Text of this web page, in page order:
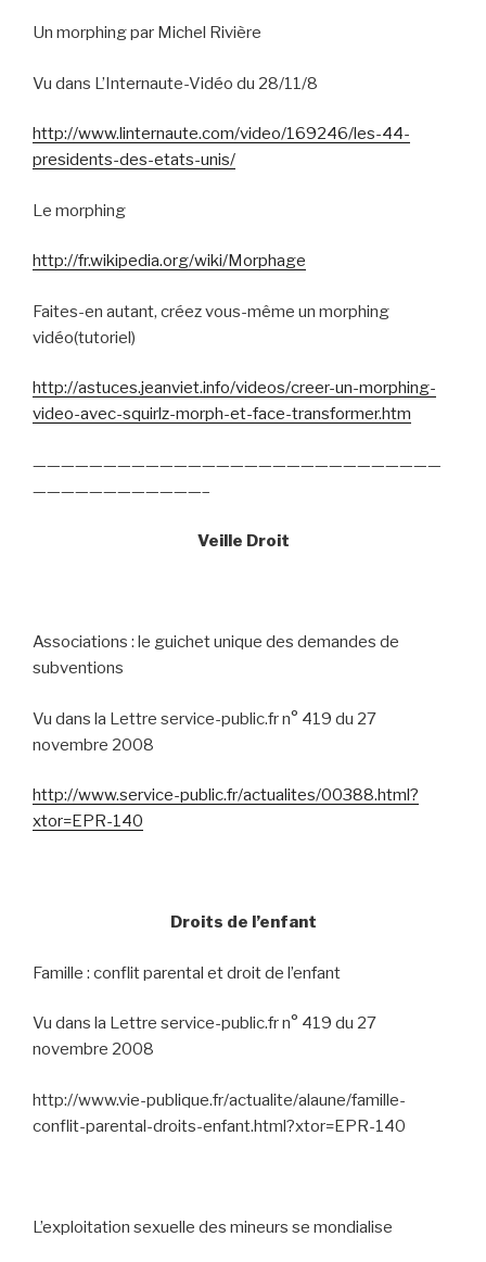
Un morphing par Michel Rivière
Vu dans L’Internaute-Vidéo du 28/11/8
http://www.linternaute.com/video/169246/les-44-
presidents-des-etats-unis/
Le morphing
http://fr.wikipedia.org/wiki/Morphage
Faites-en autant, créez vous-même un morphing
vidéo(tutoriel)
http://astuces.jeanviet.info/videos/creer-un-morphing-
video-avec-squirlz-morph-et-face-transformer.htm
—————————————————————————————
————————————–
Veille Droit
Associations : le guichet unique des demandes de
subventions
Vu dans la Lettre service-public.fr n° 419 du 27
novembre 2008
http://www.service-public.fr/actualites/00388.html?
xtor=EPR-140
Droits de l’enfant
Famille : conflit parental et droit de l’enfant
Vu dans la Lettre service-public.fr n° 419 du 27
novembre 2008
http://www.vie-publique.fr/actualite/alaune/famille-
conflit-parental-droits-enfant.html?xtor=EPR-140
L’exploitation sexuelle des mineurs se mondialise